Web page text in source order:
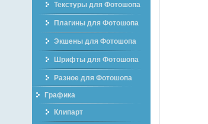
Текстуры для Фотошопа
Плагины для Фотошопа
Экшены для Фотошопа
Шрифты для Фотошопа
Разное для Фотошопа
Графика
Клипарт